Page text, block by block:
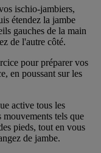
ischio-jambiers,
étendez la jambe
gauches de la main
de l'autre côté.
pour préparer vos
en poussant sur les
active tous les
mouvements tels que
pieds, tout en vous
de jambe.